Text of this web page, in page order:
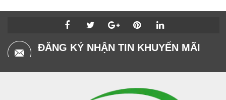
ĐĂNG KÝ NHẬN TIN KHUYẾN MÃI